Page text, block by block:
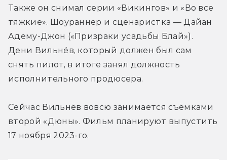
Также он снимал серии «Викингов» и «Во все
тяжкие». Шоураннер и сценаристка — Дайан
Адему-Джон («Призраки усадьбы Блай»).
Дени Вильнёв, который должен был сам
снять пилот, в итоге занял должность
исполнительного продюсера.
Сейчас Вильнёв вовсю занимается съёмками
второй «Дюны». Фильм планируют выпустить
17 ноября 2023-го.